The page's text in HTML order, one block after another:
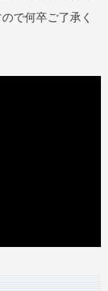
で何卒ご了承く